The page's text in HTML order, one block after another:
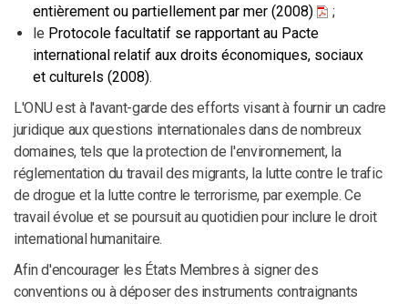
entièrement ou partiellement par mer (2008)
;
le Protocole facultatif se rapportant au Pacte
international relatif aux droits économiques, sociaux
et culturels (2008).
L'ONU est à l'avant-garde des efforts visant à fournir un cadre
juridique aux questions internationales dans de nombreux
domaines, tels que la protection de l'environnement, la
réglementation du travail des migrants, la lutte contre le trafic
de drogue et la lutte contre le terrorisme, par exemple. Ce
travail évolue et se poursuit au quotidien pour inclure le droit
international humanitaire.
Afin d'encourager les États Membres à signer des
conventions ou à déposer des instruments contraignants